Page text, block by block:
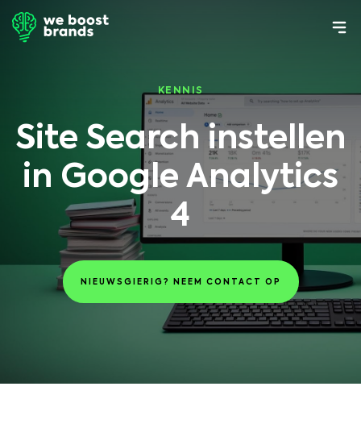
KENNIS
Site Search instellen
in Google Analytics
4
NIEUWSGIERIG? NEEM CONTACT OP